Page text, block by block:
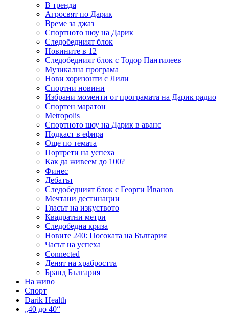
В тренда
Агросвят по Дарик
Време за джаз
Спортното шоу на Дарик
Следобедният блок
Новините в 12
Следобедният блок с Тодор Пантилеев
Музикална програма
Нови хоризонти с Лили
Спортни новини
Избрани моменти от програмата на Дарик радио
Спортен маратон
Metropolis
Спортното шоу на Дарик в аванс
Подкаст в ефира
Още по темата
Портрети на успеха
Как да живеем до 100?
Финес
Дебатът
Следобедният блок с Георги Иванов
Мечтани дестинации
Гласът на изкуството
Квадратни метри
Следобедна криза
Новите 240: Посоката на България
Часът на успеха
Connected
Денят на храбростта
Бранд България
На живо
Спорт
Darik Health
„40 до 40“